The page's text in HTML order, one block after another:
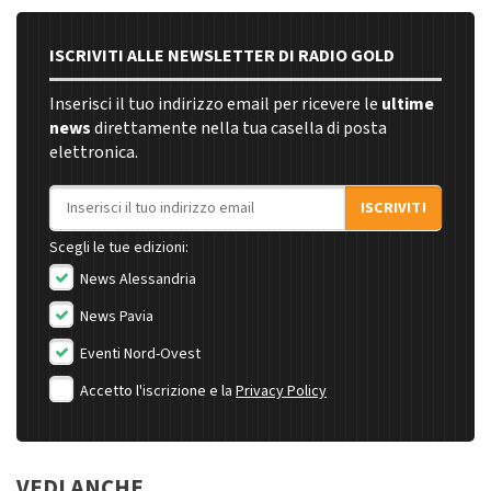
ISCRIVITI ALLE NEWSLETTER DI RADIO GOLD
Inserisci il tuo indirizzo email per ricevere le ultime
newsdirettamente nella tua casella di posta
elettronica.
Indirizzo email
ISCRIVITI
Scegli le tue edizioni:
News Alessandria
News Pavia
Eventi Nord-Ovest
Accetto l'iscrizione e la Privacy Policy